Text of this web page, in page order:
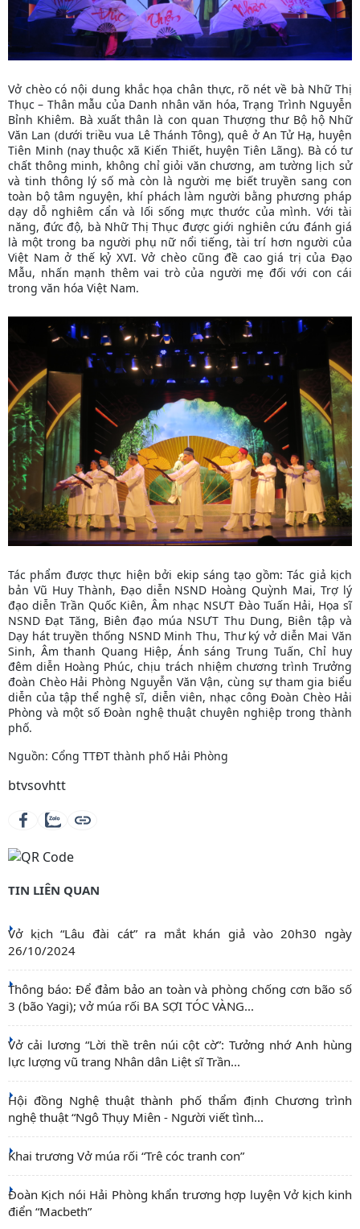
Vở chèo có nội dung khắc họa chân thực, rõ nét về bà Nhữ Thị
Thục – Thân mẫu của Danh nhân văn hóa, Trạng Trình Nguyễn
Bỉnh Khiêm. Bà xuất thân là con quan Thượng thư Bộ hộ Nhữ
Văn Lan (dưới triều vua Lê Thánh Tông), quê ở An Tử Hạ, huyện
Tiên Minh (nay thuộc xã Kiến Thiết, huyện Tiên Lãng). Bà có tư
chất thông minh, không chỉ giỏi văn chương, am tường lịch sử
và tinh thông lý số mà còn là người mẹ biết truyền sang con
toàn bộ tâm nguyện, khí phách làm người bằng phương pháp
dạy dỗ nghiêm cẩn và lối sống mực thước của mình. Với tài
năng, đức độ, bà Nhữ Thị Thục được giới nghiên cứu đánh giá
là một trong ba người phụ nữ nổi tiếng, tài trí hơn người của
Việt Nam ở thế kỷ XVI. Vở chèo cũng đề cao giá trị của Đạo
Mẫu, nhấn mạnh thêm vai trò của người mẹ đối với con cái
trong văn hóa Việt Nam.
Tác phẩm được thực hiện bởi ekip sáng tạo gồm: Tác giả kịch
bản Vũ Huy Thành, Đạo diễn NSND Hoàng Quỳnh Mai, Trợ lý
đạo diễn Trần Quốc Kiên, Âm nhạc NSƯT Đào Tuấn Hải, Họa sĩ
NSND Đạt Tăng, Biên đạo múa NSƯT Thu Dung, Biên tập và
Dạy hát truyền thống NSND Minh Thu, Thư ký vở diễn Mai Văn
Sinh, Âm thanh Quang Hiệp, Ánh sáng Trung Tuấn, Chỉ huy
đêm diễn Hoàng Phúc, chịu trách nhiệm chương trình Trưởng
đoàn Chèo Hải Phòng Nguyễn Văn Vận, cùng sự tham gia biểu
diễn của tập thể nghệ sĩ, diễn viên, nhạc công Đoàn Chèo Hải
Phòng và một số Đoàn nghệ thuật chuyên nghiệp trong thành
phố.
Nguồn: Cổng TTĐT thành phố Hải Phòng
btvsovhtt
TIN LIÊN QUAN
Vở kịch “Lâu đài cát” ra mắt khán giả vào 20h30 ngày
26/10/2024
Thông báo: Để đảm bảo an toàn và phòng chống cơn bão số
3 (bão Yagi); vở múa rối BA SỢI TÓC VÀNG...
Vở cải lương “Lời thề trên núi cột cờ”: Tưởng nhớ Anh hùng
lực lượng vũ trang Nhân dân Liệt sĩ Trần...
Hội đồng Nghệ thuật thành phố thẩm định Chương trình
nghệ thuật “Ngô Thụy Miên - Người viết tình...
Khai trương Vở múa rối “Trê cóc tranh con”
Đoàn Kịch nói Hải Phòng khẩn trương hợp luyện Vở kịch kinh
điển “Macbeth”